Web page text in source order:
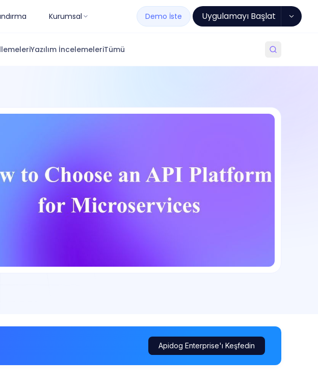
Kurumsal Demo İste Uygulamayı Başlat
Yazılım İncelemeleriTümü
Apidog Enterprise'ı Keşfedin